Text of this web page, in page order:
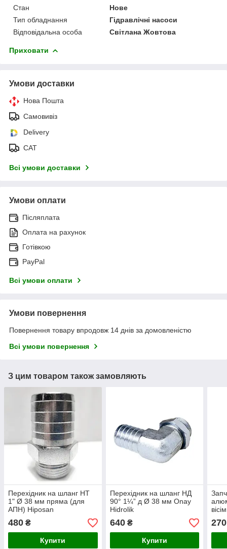
Стан
Нове
Тип обладнання
Гідравлічні насоси
Відповідальна особа
Світлана Жовтова
Приховати
Умови доставки
Нова Пошта
Самовивіз
Delivery
САТ
Всі умови доставки
Умови оплати
Післяплата
Оплата на рахунок
Готівкою
PayPal
Всі умови оплати
Умови повернення
Повернення товару впродовж 14 днів за домовленістю
Всі умови повернення
З цим товаром також замовляють
Перехідник на шланг НТ
1" Ø 38 мм пряма (для
АПН) Hiposan
480 ₴
Купити
Перехідник на шланг НД
90° 1¼” д Ø 38 мм Onay
Hidrolik
640₴
Купити
270